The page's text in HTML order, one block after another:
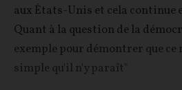
aux États-Unis et cela continue
Quant à la question de la
exemple pour démontrer que ce
simple qu'il n'y paraît"